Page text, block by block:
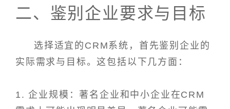
二、鉴别企业要求与目标
选择适宜的CRM系统，首先鉴别企业的
实际需求与目标。这包括以下几方面：
1. 企业规模：著名企业和中小企业在CRM